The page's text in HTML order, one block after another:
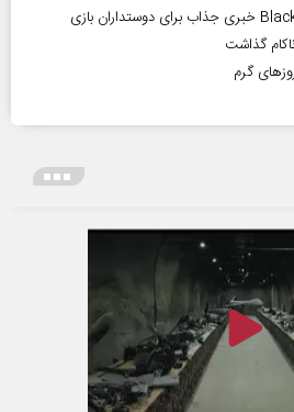
گذاشت
گرم